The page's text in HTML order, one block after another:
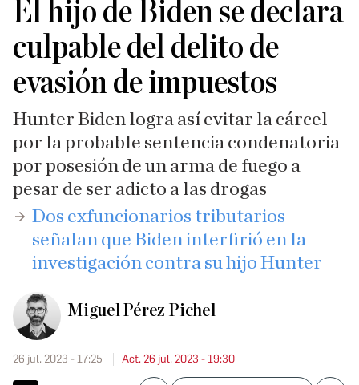
El hijo de Biden se declara
culpable del delito de
evasión de impuestos
Hunter Biden logra así evitar la cárcel
por la probable sentencia condenatoria
por posesión de un arma de fuego a
pesar de ser adicto a las drogas
Dos exfuncionarios tributarios
señalan que Biden interfirió en la
investigación contra su hijo Hunter
Miguel Pérez Pichel
26 jul. 2023 - 17:25 Act. 26 jul. 2023 - 19:30